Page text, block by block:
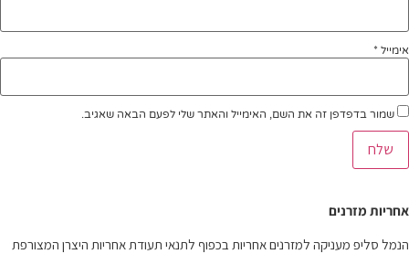
אחריות מזרנים
הנמל סליפ מעניקה למזרנים אחריות בכפוף לתנאי תעודת אחריות היצרן המצורפת
אימייל *
שמור בדפדפן זה את השם, האימייל והאתר שלי לפעם הבאה שאגיב.